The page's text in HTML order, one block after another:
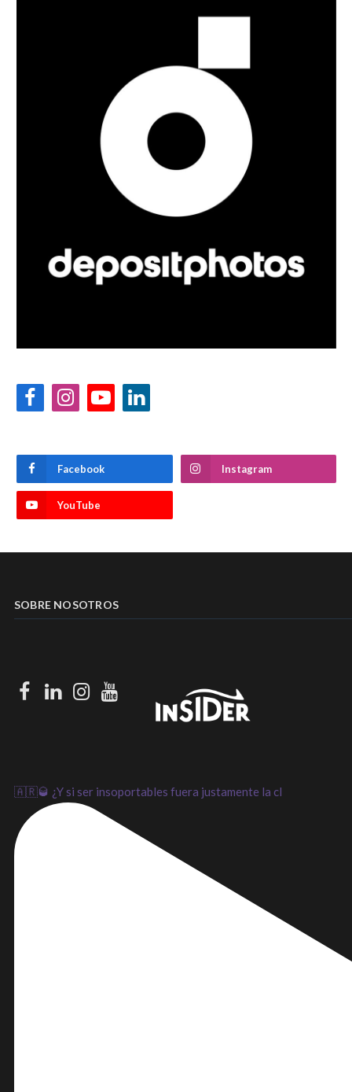
FacebookInstagramYouTubeLinkedIn
Facebook Instagram
YouTube
SOBRE NOSOTROS
Facebook
LinkedIn
Instagram
Youtube
🇦🇷🥃 ¿Y si ser insoportables fuera justamente la cl